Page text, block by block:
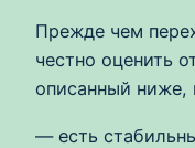
Прежде чем
честно оценить
описанный ниже,
— есть